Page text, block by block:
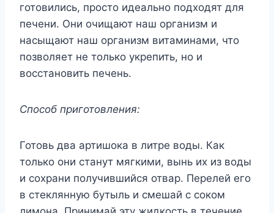
готовились, просто идеально подходят для
печени. Они очищают наш организм и
насыщают наш организм витаминами, что
позволяет не только укрепить, но и
восстановить печень.
Способ приготовления:
Готовь два артишока в литре воды. Как
только они станут мягкими, вынь их из воды
и сохрани получившийся отвар. Перелей его
в стеклянную бутыль и смешай с соком